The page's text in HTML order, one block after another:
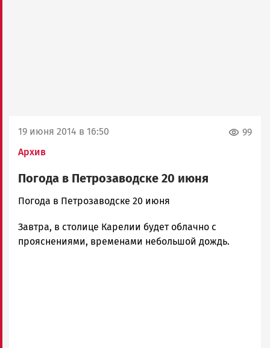
19 июня 2014 в 16:50
Архив
99
Погода в Петрозаводске 20 июня
admintimur
Петрозаводска
и
Погода в Петрозаводске 20 июня
Завтра, в столице Карелии будет облачно с
прояснениями, временами небольшой дождь.